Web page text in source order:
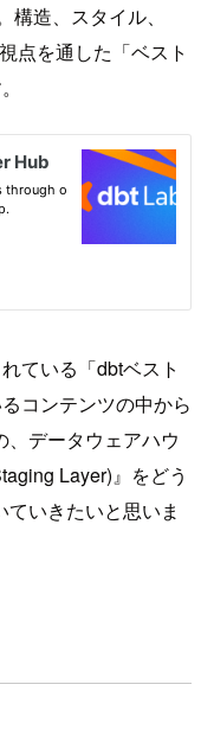
造、スタイル、
点を通した「ベスト
ている「dbtベスト
コンテンツの中から
、データウェアハウ
Layer)』をどう
いきたいと思いま